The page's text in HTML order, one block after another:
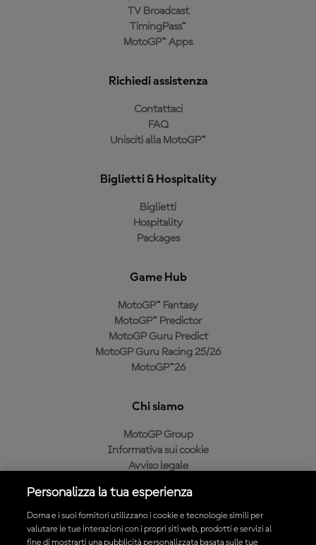
TV Broadcast
TimingPass™
MotoGP™ Apps
Richiedi assistenza
Contattaci
FAQ
Unisciti alla MotoGP™
Biglietti & Hospitality
Biglietti
Hospitality
Packages
Game Hub
MotoGP™ Fantasy
MotoGP™ Predictor
MotoGP Guru Predict
MotoGP Guru Racing 25/26
MotoGP™26
Chi siamo
MotoGP Group
Informativa sui cookie
Avviso legale
Condizioni di acquisto
Personalizza la tua esperienza
Dorna e i suoi fornitori utilizzano i cookie e tecnologie simili per
valutare le tue interazioni con i propri siti web, prodotti e servizi al
fine di mostrarti una pubblicità personalizzata basata sulle tue